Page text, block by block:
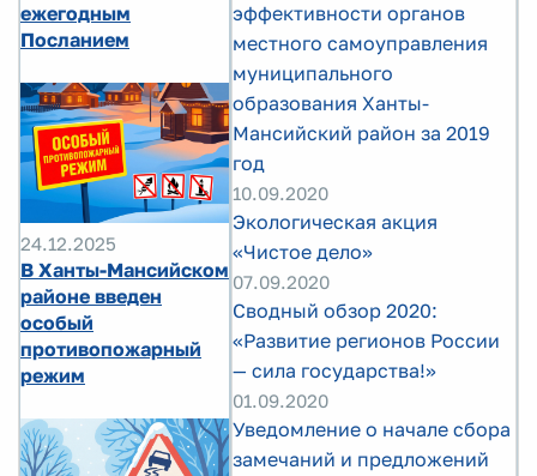
ежегодным
Посланием
24.12.2025
В Ханты-Мансийском
районе введен
особый
противопожарный
режим
эффективности органов
местного самоуправления
муниципального
образования Ханты-
Мансийский район за 2019
год
10.09.2020
Экологическая акция
«Чистое дело»
07.09.2020
Сводный обзор 2020:
«Развитие регионов России
— сила государства!»
01.09.2020
Уведомление о начале сбора
замечаний и предложений